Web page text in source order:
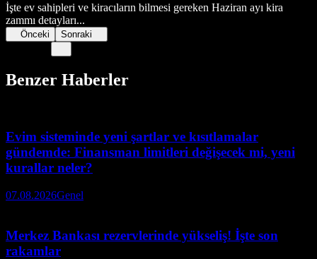
İşte ev sahipleri ve kiracıların bilmesi gereken Haziran ayı kira
zammı detayları...
Önceki Sonraki
Benzer Haberler
Evim sisteminde yeni şartlar ve kısıtlamalar
gündemde: Finansman limitleri değişecek mi, yeni
kurallar neler?
07.08.2026Genel
Merkez Bankası rezervlerinde yükseliş! İşte son
rakamlar